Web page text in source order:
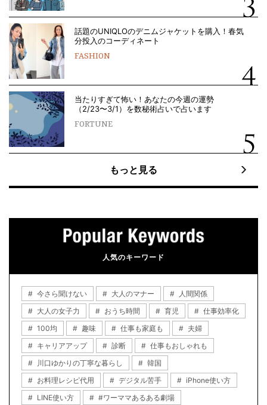
話題のUNIQLOのデニムジャケットを購入！春気
分投入のコーディネート
FASHION
当たりすぎて怖い！あなたの今週の運勢
（2/23〜3/1）を数秘術占いで占います
FORTUNE
もっと見る
人気のキーワード
今さら聞けない 大人のマナー
人間関係
大人の女子力
おうち時間 育児
仕事効率化
100均
趣味 仕事も家庭も
夫婦
キャリアアップ
診断
仕事もおしゃれも
川口ゆかりの丁寧な暮らし
韓国
お料理レシピ代用
デジタル苦手
iPhone使い方
LINE使い方
#ワーママあるある劇場